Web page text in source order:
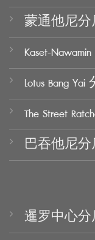
蒙通他尼分
Kaset-
Lotus Bang Yai
The Street
巴吞他尼分
暹罗中心分